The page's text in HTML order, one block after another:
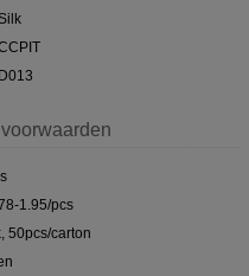
D013
1.95/pcs
50pcs/carton